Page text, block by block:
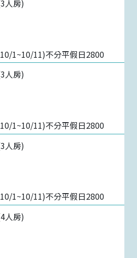
人房)
1~10/11)不分平假日2800
人房)
1~10/11)不分平假日2800
人房)
1~10/11)不分平假日2800
人房)